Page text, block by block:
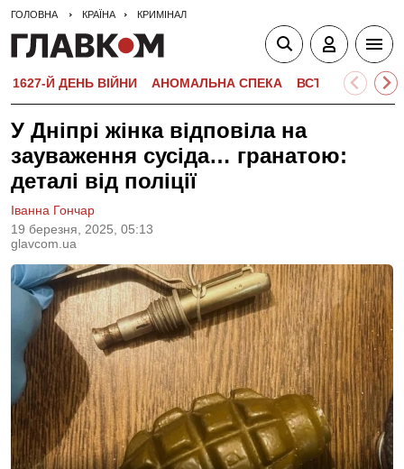
ГОЛОВНА КРАЇНА КРИМІНАЛ
1627-Й ДЕНЬ ВІЙНИ АНОМАЛЬНА СПЕКА ВСТУПНА
У Дніпрі жінка відповіла на
зауваження сусіда… гранатою:
деталі від поліції
19 березня, 2025, 05:13
glavcom.ua
Іванна Гончар